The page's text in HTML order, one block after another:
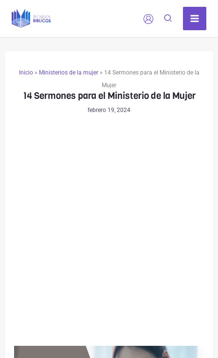
Inicio» Ministerios de la mujer» 14 Sermones para el Ministerio de la
Mujer
14 Sermones para el Ministerio de la Mujer
febrero 19, 2024